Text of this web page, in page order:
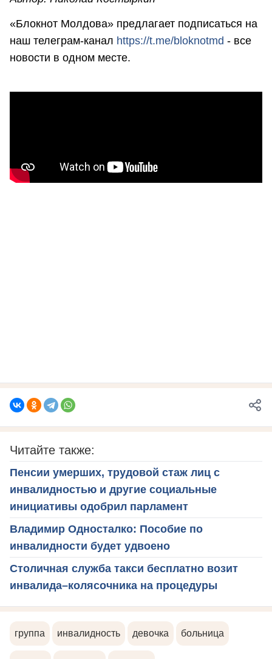
«Блокнот Молдова» предлагает подписаться на
наш телеграм-канал https://t.me/bloknotmd - все
новости в одном месте.
Читайте также:
Пенсии умерших, трудовой стаж лиц с
инвалидностью и другие социальные
инициативы одобрил парламент
Владимир Односталко: Пособие по
инвалидности будет удвоено
Столичная служба такси бесплатно возит
инвалида–колясочника на процедуры
группа инвалидность девочка больница